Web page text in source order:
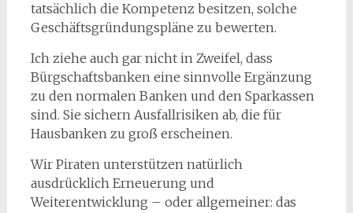
tatsächlich die Kompetenz besitzen, solche
Geschäftsgründungspläne zu bewerten.
Ich ziehe auch gar nicht in Zweifel, dass
Bürgschaftsbanken eine sinnvolle Ergänzung
zu den normalen Banken und den Sparkassen
sind. Sie sichern Ausfallrisiken ab, die für
Hausbanken zu groß erscheinen.
Wir Piraten unterstützen natürlich
ausdrücklich Erneuerung und
Weiterentwicklung – oder allgemeiner: das